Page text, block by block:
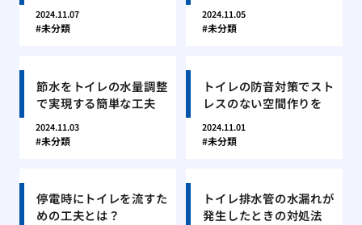
2024.11.07
未分類
2024.11.05
未分類
節水をトイレの水量調整
で実現する簡単な工夫
2024.11.03
未分類
トイレの防音対策でスト
レスのない空間作りを
2024.11.01
未分類
停電時にトイレを流すた
めの工夫とは？
トイレ排水管の水漏れが
発生したときの対処法